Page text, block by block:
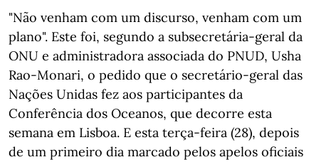
"Não venham com um discurso, venham com um
plano". Este foi, segundo a subsecretária-geral da
ONU e administradora associada do PNUD, Usha
Rao-Monari, o pedido que o secretário-geral das
Nações Unidas fez aos participantes da
Conferência dos Oceanos, que decorre esta
semana em Lisboa. E esta terça-feira (28), depois
de um primeiro dia marcado pelos apelos oficiais